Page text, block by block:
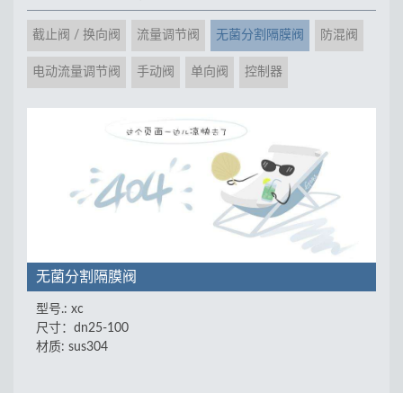
截止阀 / 换向阀 流量调节阀 无菌分割隔膜阀 防混阀
电动流量调节阀 手动阀 单向阀 控制器
无菌分割隔膜阀
型号.: xc
尺寸：dn25-100
材质: sus304